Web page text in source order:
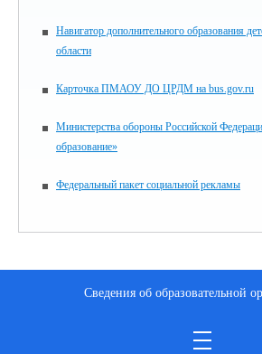
Навигатор дополнительного образования
области
Карточка ПМАОУ ДО ЦРДМ на bus.gov.ru
Министерства обороны Российской
образование»
Федеральный пакет социальной рекламы
Сведения об образовательной